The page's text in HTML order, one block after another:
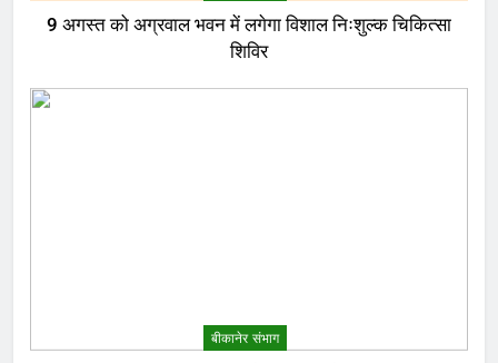
9 अगस्त को अग्रवाल भवन में लगेगा विशाल निःशुल्क चिकित्सा
शिविर
बीकानेर संभाग